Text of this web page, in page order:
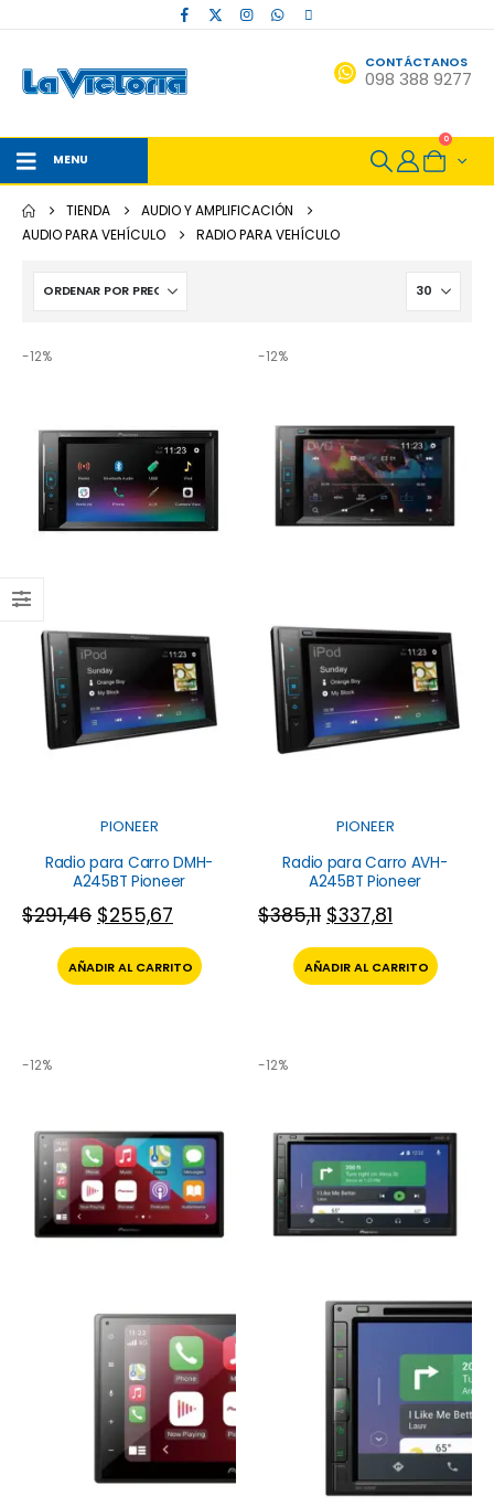
CONTÁCTANOS
098 388 9277
MENU
0
TIENDA
AUDIO Y AMPLIFICACIÓN
AUDIO PARA VEHÍCULO
RADIO PARA VEHÍCULO
-12%
PIONEER
Radio para Carro DMH-
A245BT Pioneer
$291,46 $255,67
AÑADIR AL CARRITO
-12%
PIONEER
Radio para Carro AVH-
A245BT Pioneer
$385,11 $337,81
AÑADIR AL CARRITO
-12% -12%